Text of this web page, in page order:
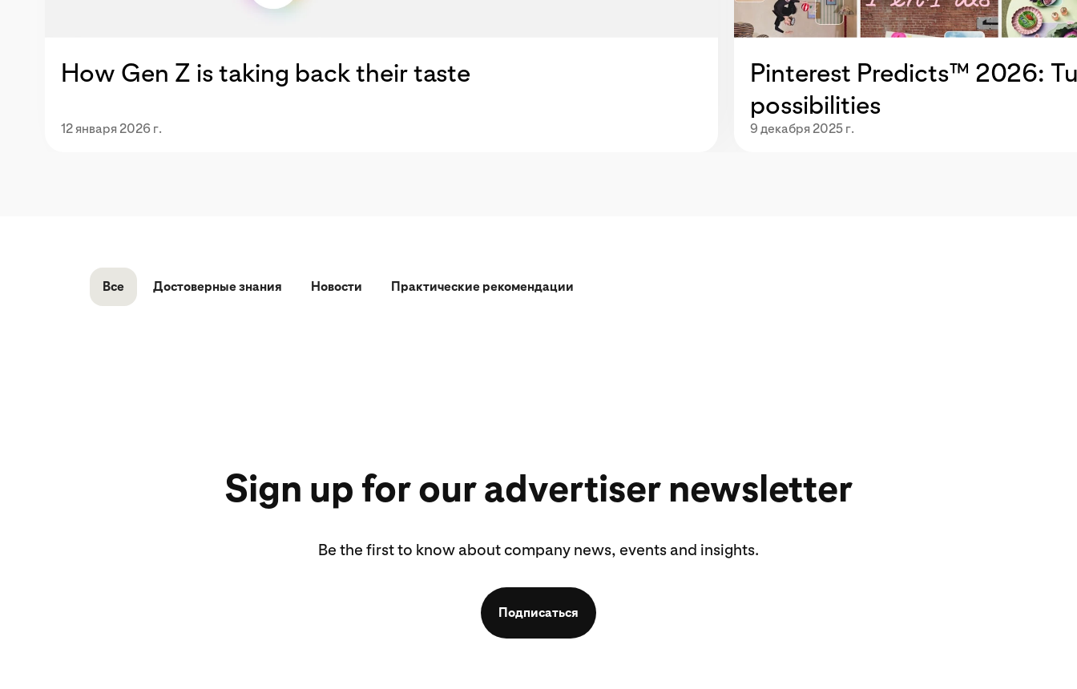
How Gen Z is taking back their taste
12 января 2026 г.
Pinterest Predicts™ 2026:
possibilities
9 декабря 2025 г.
Все Достоверные знания Новости Практические рекомендации
Sign up for our advertiser newsletter
Be the first to know about company news, events and insights.
Подписаться